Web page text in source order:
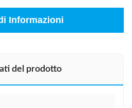
Informazioni
del prodotto